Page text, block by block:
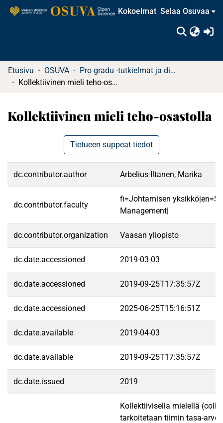
Kokoelmat Selaa Osuvaa
Etusivu OSUVA
Pro gradu -tutkielmat ja diplomityöt
Kollektiivinen mieli teho-osastolla
Kollektiivinen mieli teho-osastolla
Tietueen suppeat tiedot
dc.contributor.author Arbelius-Iltanen, Marika
dc.contributor.faculty
fi=Johtamisen
Management|
dc.contributor.organization Vaasan yliopisto
dc.date.accessioned 2019-03-03
dc.date.accessioned 2019-09-25T17:35:57Z
dc.date.accessioned 2025-06-25T15:16:51Z
dc.date.available 2019-04-03
dc.date.available 2019-09-25T17:35:57Z
dc.date.issued 2019
Kollektiivisella mielellä
tarkoitetaan tiimin tasa-